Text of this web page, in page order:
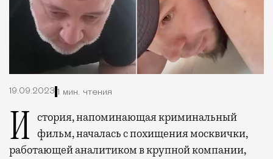
19.09.2023 1 мин. чтения
История, напоминающая криминальный фильм, началась с похищения москвички,
работающей аналитиком в крупной компании,